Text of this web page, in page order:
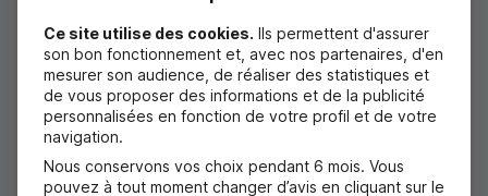
La démarche d’adhésion sera soumise aux
prochaines assemblées générales des sociétaires
du Crédit Mutuel Antilles-Guyane. Elle devra
également recueillir l’approbation de la
Confédération Nationale du Crédit Mutuel. Elle
s’inscrit dans la continuité d’un partenariat fondé sur
Ce site utilise des cookies. Ils permettent d'assurer
son bon fonctionnement et, avec nos partenaires, d'en
mesurer son audience, de réaliser des statistiques et
de vous proposer des informations et de la publicité
personnalisées en fonction de votre profil et de votre
navigation.
Nous conservons vos choix pendant 6 mois. Vous
pouvez à tout moment changer d’avis en cliquant sur le